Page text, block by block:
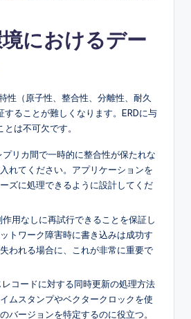
におけるデー
性（原子性、整合性、分離性、耐久
することが難しくなります。ERDに与
は不可欠です。
プリカ間で一時的に整合性が保たれな
れてください。アプリケーションを
ズに処理できるように設計してくだ
作用なしに再試行できることを保証し
トワーク障害時に書き込みは成功す
われる場合に、これが非常に重要で
レコードに対する同時更新の処理方法
ムスタンプやベクタークロックを使
バージョンを特定するのに役立つ。